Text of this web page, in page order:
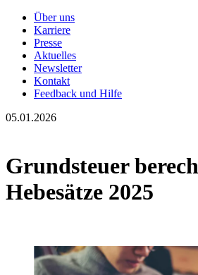
Über uns
Karriere
Presse
Aktuelles
Newsletter
Kontakt
Feedback und Hilfe
05.01.2026
Grundsteuer
Hebesätze 2025